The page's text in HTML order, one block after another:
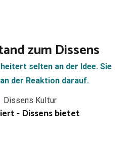
zum Dissens
selten an der Idee. Sie
der Reaktion darauf.
- Dissens bietet